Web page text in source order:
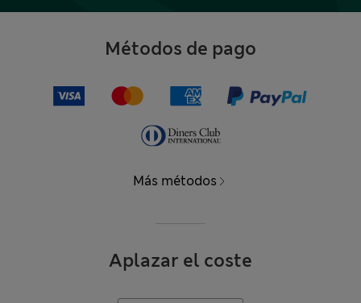
Métodos de pago
Más métodos
Aplazar el coste